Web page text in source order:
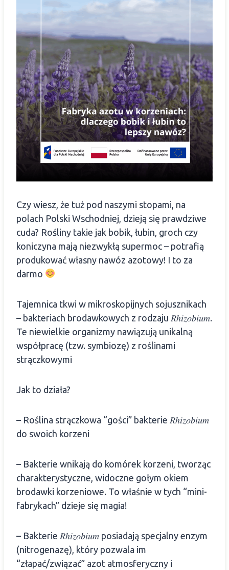
Czy wiesz, że tuż pod naszymi stopami, na
polach Polski Wschodniej, dzieją się prawdziwe
cuda? Rośliny takie jak bobik, łubin, groch czy
koniczyna mają niezwykłą supermoc – potrafią
produkować własny nawóz azotowy! I to za
darmo
Tajemnica tkwi w mikroskopijnych sojusznikach
– bakteriach brodawkowych z rodzaju 𝑅ℎ𝑖𝑧𝑜𝑏𝑖𝑢𝑚.
Te niewielkie organizmy nawiązują unikalną
współpracę (tzw. symbiozę) z roślinami
strączkowymi
Jak to działa?
– Roślina strączkowa “gości” bakterie 𝑅ℎ𝑖𝑧𝑜𝑏𝑖𝑢𝑚
do swoich korzeni
– Bakterie wnikają do komórek korzeni, tworząc
charakterystyczne, widoczne gołym okiem
brodawki korzeniowe. To właśnie w tych “mini-
fabrykach” dzieje się magia!
– Bakterie 𝑅ℎ𝑖𝑧𝑜𝑏𝑖𝑢𝑚 posiadają specjalny enzym
(nitrogenazę), który pozwala im
“złapać/związać” azot atmosferyczny i